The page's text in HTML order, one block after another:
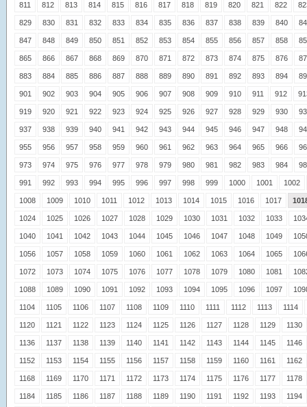
811 812 813 814 815 816 817 818 819 820 821 822
829 830 831 832 833 834 835 836 837 838 839 840
847 848 849 850 851 852 853 854 855 856 857 858
865 866 867 868 869 870 871 872 873 874 875 876
883 884 885 886 887 888 889 890 891 892 893 894
901 902 903 904 905 906 907 908 909 910 911 912
919 920 921 922 923 924 925 926 927 928 929 930
937 938 939 940 941 942 943 944 945 946 947 948
955 956 957 958 959 960 961 962 963 964 965 966
973 974 975 976 977 978 979 980 981 982 983 984
991 992 993 994 995 996 997 998 999 1000 1001 1002
1008 1009 1010 1011 1012 1013 1014 1015 1016 1017
1024 1025 1026 1027 1028 1029 1030 1031 1032 1033
1040 1041 1042 1043 1044 1045 1046 1047 1048 1049
1056 1057 1058 1059 1060 1061 1062 1063 1064 1065
1072 1073 1074 1075 1076 1077 1078 1079 1080 1081
1088 1089 1090 1091 1092 1093 1094 1095 1096 1097
1104 1105 1106 1107 1108 1109 1110 1111 1112 1113 1114
1120 1121 1122 1123 1124 1125 1126 1127 1128 1129 1130
1136 1137 1138 1139 1140 1141 1142 1143 1144 1145 1146
1152 1153 1154 1155 1156 1157 1158 1159 1160 1161 1162
1168 1169 1170 1171 1172 1173 1174 1175 1176 1177 1178
1184 1185 1186 1187 1188 1189 1190 1191 1192 1193 1194